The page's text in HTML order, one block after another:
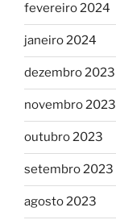
fevereiro 2024
janeiro 2024
dezembro 2023
novembro 2023
outubro 2023
setembro 2023
agosto 2023